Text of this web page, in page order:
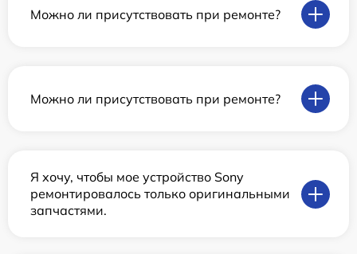
Можно ли присутствовать при ремонте?
Можно ли присутствовать при ремонте?
Я хочу, чтобы мое устройство Sony
ремонтировалось только оригинальными
запчастями.